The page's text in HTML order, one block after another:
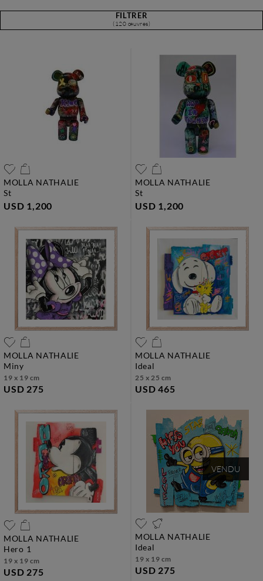
FILTRER
(120 œuvres)
MOLLA NATHALIE
st
USD 1,200
MOLLA NATHALIE
st
USD 1,200
MOLLA NATHALIE
miny
19 x 19 cm
USD 275
MOLLA NATHALIE
ideal
25 x 25 cm
USD 465
MOLLA NATHALIE
hero 1
19 x 19 cm
USD 275
VENDU
MOLLA NATHALIE
ideal
19 x 19 cm
USD 275